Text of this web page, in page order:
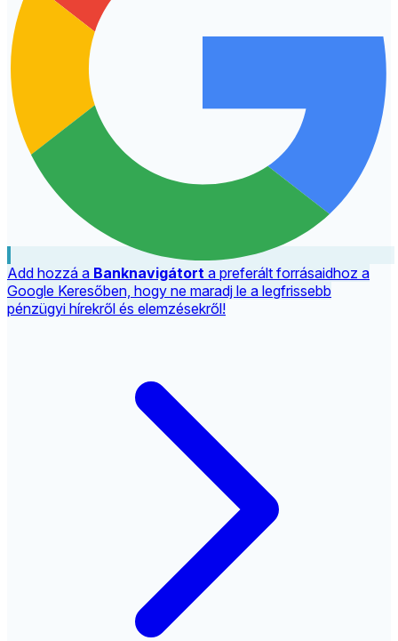
Add hozzá a Banknavigátort a preferált forrásaidhoz a
Google Keresőben, hogy ne maradj le a legfrissebb
pénzügyi hírekről és elemzésekről!